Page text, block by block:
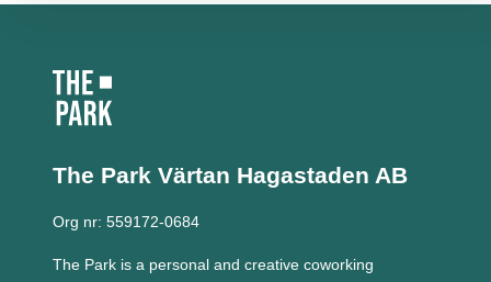
The Park Värtan Hagastaden AB
Org nr: 559172-0684
The Park is a personal and creative coworking